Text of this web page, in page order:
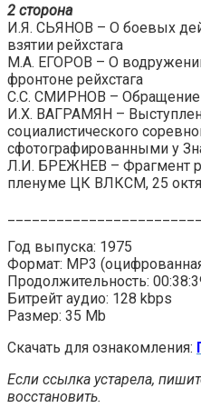
2 сторона
И.Я. СЬЯНОВ – О боевых
взятии рейхстага
М.А. ЕГОРОВ – О
фронтоне рейхстага
С.С. СМИРНОВ –
И.X. ВАГРАМЯН –
социалистического
сфотографированными у
Л.И. БРЕЖНЕВ – Фрагмент
пленуме ЦК ВЛКСМ, 25
Год выпуска: 1975
Формат: MP3
Продолжительность:
Битрейт аудио: 128 kbps
Размер: 35 Mb
Скачать для ознакомления:
Если ссылка устарела,
восстановить.